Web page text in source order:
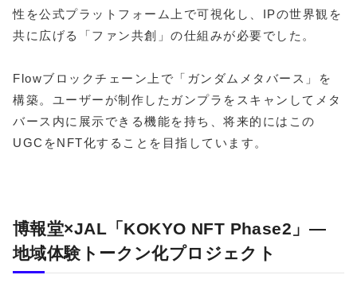
性を公式プラットフォーム上で可視化し、IPの世界観を
共に広げる「ファン共創」の仕組みが必要でした。
Flowブロックチェーン上で「ガンダムメタバース」を
構築。ユーザーが制作したガンプラをスキャンしてメタ
バース内に展示できる機能を持ち、将来的にはこの
UGCをNFT化することを目指しています。
博報堂×JAL「KOKYO NFT Phase2」―
地域体験トークン化プロジェクト